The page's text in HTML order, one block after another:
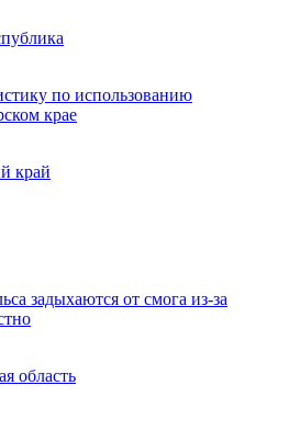
по использованию
крае
край
задыхаются от смога из-за
область